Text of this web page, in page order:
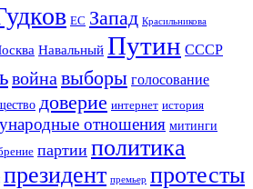
ЕС Запад Красильникова
Навальный Путин СССР
война выборы голосование
доверие интернет история
отношения митинги
партии политика
президент премьер протесты